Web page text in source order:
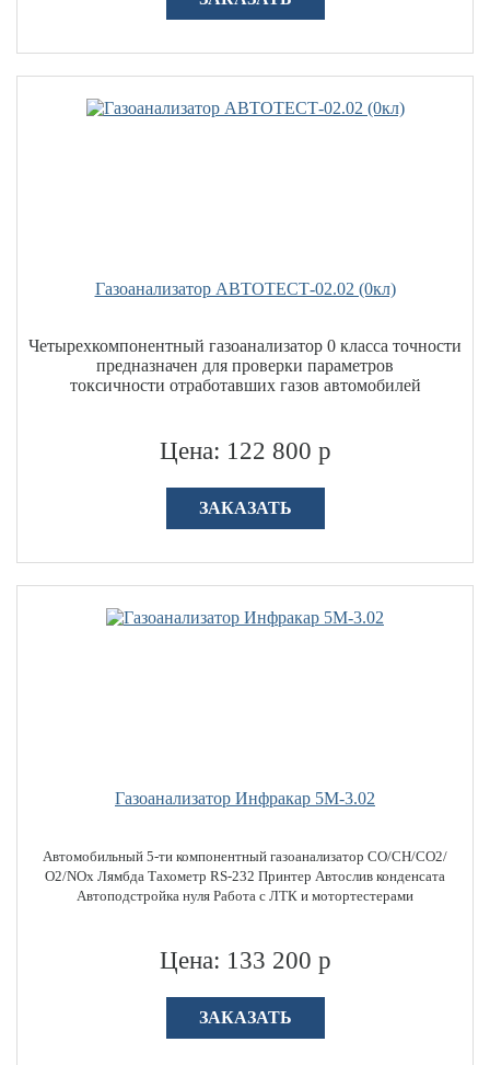
Газоанализатор АВТОТЕСТ-02.02 (0кл)
Четырехкомпонентный газоанализатор 0 класса точности
предназначен для проверки параметров
токсичности отработавших газов автомобилей
Цена: 122 800 р
ЗАКАЗАТЬ
Газоанализатор Инфракар 5М-3.02
Автомобильный 5-ти компонентный газоанализатор CO/CH/СО2/
О2/NOx Лямбда Тахометр RS-232 Принтер Автослив конденсата
Автоподстройка нуля Работа с ЛТК и мотортестерами
Цена: 133 200 р
ЗАКАЗАТЬ